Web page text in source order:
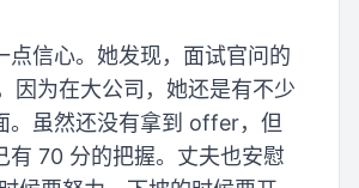
点信心。她发现，面试官问的
因为在大公司，她还是有不少
。虽然还没有拿到 offer，但
有 70 分的把握。丈夫也安慰